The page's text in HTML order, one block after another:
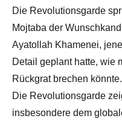
Die Revolutionsgarde
Mojtaba der
Ayatollah Khamenei,
Detail geplant hatte, wie
Rückgrat brechen könnte.
Die Revolutionsgarde
insbesondere dem